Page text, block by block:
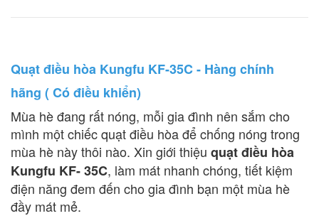
Quạt điều hòa Kungfu KF-35C - Hàng chính
hãng ( Có điều khiển)
Mùa hè đang rất nóng, mỗi gia đình nên sắm cho
mình một chiếc quạt điều hòa để chống nóng trong
mùa hè này thôi nào. Xin giới thiệu quạt điều hòa
Kungfu KF- 35C, làm mát nhanh chóng, tiết kiệm
điện năng đem đến cho gia đình bạn một mùa hè
đầy mát mẻ.